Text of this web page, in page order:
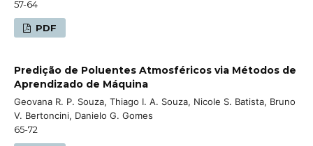
57-64
PDF
Predição de Poluentes Atmosféricos via Métodos de
Aprendizado de Máquina
Geovana R. P. Souza, Thiago I. A. Souza, Nicole S. Batista, Bruno
V. Bertoncini, Danielo G. Gomes
65-72